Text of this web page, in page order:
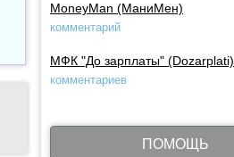
MoneyMan (МаниМен)
комментарий
МФК "До зарплаты" (Dozarplati)
комментариев
ПОМОЩЬ